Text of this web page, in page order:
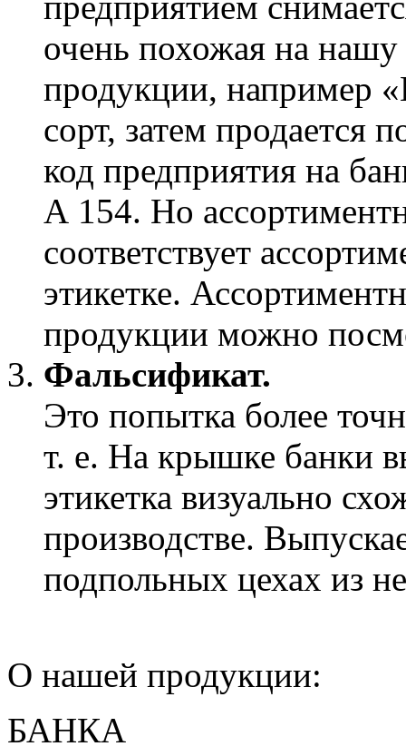
очень похожая на нашу
продукции, например
сорт, затем продается
код предприятия на
А 154. Но
соответствует
этикетке.
продукции можно
Фальсификат.
Это попытка более
т. е. На крышке банки
этикетка визуально
производстве.
подпольных цехах из
О нашей продукции:
БАНКА